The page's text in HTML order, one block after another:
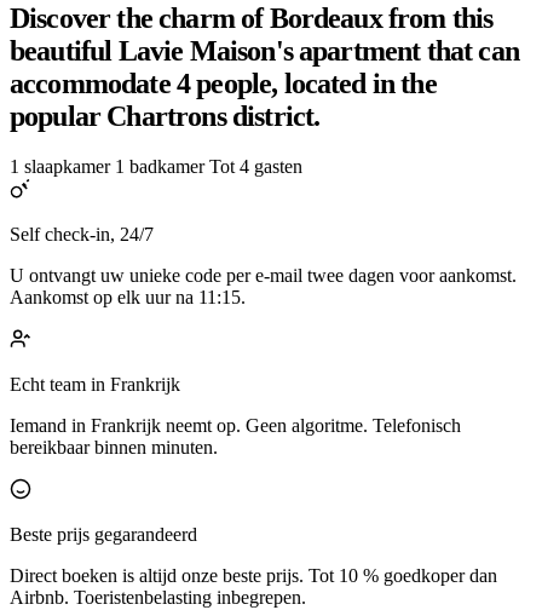
Discover the charm of Bordeaux from this
beautiful Lavie Maison's apartment that can
accommodate 4 people, located in the
popular Chartrons district.
1 slaapkamer 1 badkamer Tot 4 gasten
Self check-in, 24/7
U ontvangt uw unieke code per e-mail twee dagen voor aankomst.
Aankomst op elk uur na 11:15.
Echt team in Frankrijk
Iemand in Frankrijk neemt op. Geen algoritme. Telefonisch
bereikbaar binnen minuten.
Beste prijs gegarandeerd
Direct boeken is altijd onze beste prijs. Tot 10 % goedkoper dan
Airbnb. Toeristenbelasting inbegrepen.